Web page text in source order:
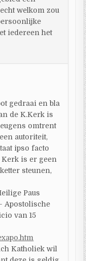
welkom zou
iedereen het
gedraai en bla
de K.Kerk is
omtrent
autoriteit,
ipso facto
Kerk is er geen
steunen,
Paus
Apostolische
van 15
Katholiek wil